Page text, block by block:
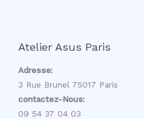
Atelier Asus Paris
Adresse:
3 Rue Brunel 75017 Paris
contactez-Nous:
09 54 37 04 03